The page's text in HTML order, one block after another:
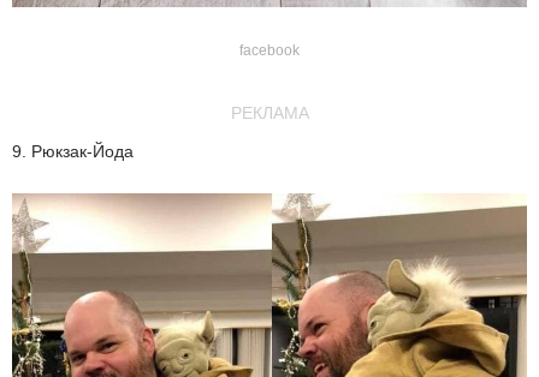
facebook
РЕКЛАМА
9. Рюкзак-Йода